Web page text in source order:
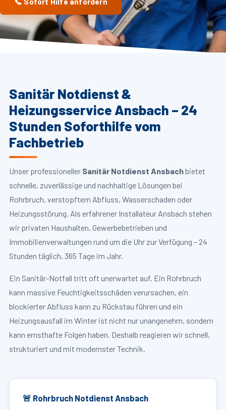
Sanitär Notdienst &
Heizungsservice Ansbach – 24
Stunden Soforthilfe vom
Fachbetrieb
Unser professioneller Sanitär Notdienst Ansbachbietet
schnelle, zuverlässige und nachhaltige Lösungen bei
Rohrbruch, verstopftem Abfluss, Wasserschaden oder
Heizungsstörung. Als erfahrener Installateur Ansbach stehen
wir privaten Haushalten, Gewerbebetrieben und
Immobilienverwaltungen rund um die Uhr zur Verfügung – 24
Stunden täglich, 365 Tage im Jahr.
Ein Sanitär-Notfall tritt oft unerwartet auf. Ein Rohrbruch
kann massive Feuchtigkeitsschäden verursachen, ein
blockierter Abfluss kann zu Rückstau führen und ein
Heizungsausfall im Winter ist nicht nur unangenehm, sondern
kann ernsthafte Folgen haben. Deshalb reagieren wir schnell,
strukturiert und mit modernster Technik.
🚨 Rohrbruch Notdienst Ansbach